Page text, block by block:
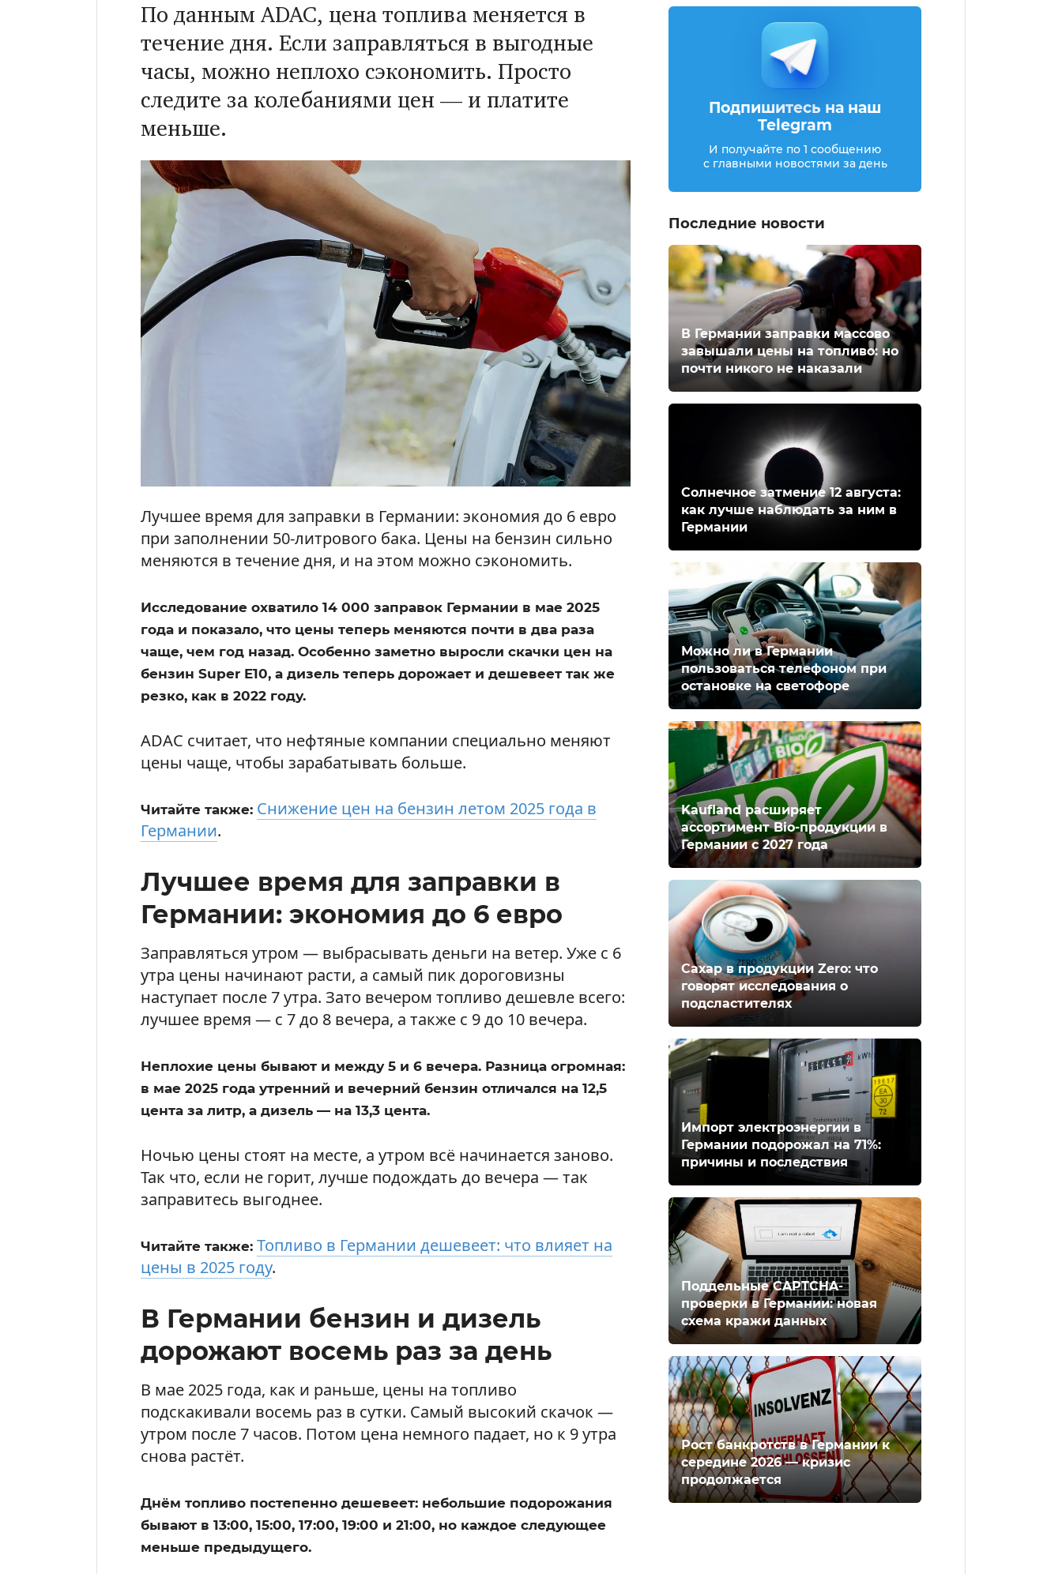
По данным ADAC, цена топлива меняется в
течение дня. Если заправляться в выгодные
часы, можно неплохо сэкономить. Просто
следите за колебаниями цен — и платите
меньше.
Лучшее время для заправки в Германии: экономия до 6 евро
при заполнении 50-литрового бака. Цены на бензин сильно
меняются в течение дня, и на этом можно сэкономить.
Исследование охватило 14 000 заправок Германии в мае 2025
года и показало, что цены теперь меняются почти в два раза
чаще, чем год назад. Особенно заметно выросли скачки цен на
бензин Super E10, а дизель теперь дорожает и дешевеет так же
резко, как в 2022 году.
ADAC считает, что нефтяные компании специально меняют
цены чаще, чтобы зарабатывать больше.
Читайте также: Снижение цен на бензин летом 2025 года в
Германии.
Лучшее время для заправки в
Германии: экономия до 6 евро
Заправляться утром — выбрасывать деньги на ветер. Уже с 6
утра цены начинают расти, а самый пик дороговизны
наступает после 7 утра. Зато вечером топливо дешевле всего:
лучшее время — с 7 до 8 вечера, а также с 9 до 10 вечера.
Неплохие цены бывают и между 5 и 6 вечера. Разница огромная:
в мае 2025 года утренний и вечерний бензин отличался на 12,5
цента за литр, а дизель — на 13,3 цента.
Ночью цены стоят на месте, а утром всё начинается заново.
Так что, если не горит, лучше подождать до вечера — так
заправитесь выгоднее.
Читайте также: Топливо в Германии дешевеет: что влияет на
цены в 2025 году.
В Германии бензин и дизель
дорожают восемь раз за день
В мае 2025 года, как и раньше, цены на топливо
подскакивали восемь раз в сутки. Самый высокий скачок —
утром после 7 часов. Потом цена немного падает, но к 9 утра
снова растёт.
Днём топливо постепенно дешевеет: небольшие подорожания
бывают в 13:00, 15:00, 17:00, 19:00 и 21:00, но каждое следующее
меньше предыдущего.
Подпишитесь на наш
Telegram
И получайте по 1 сообщению
с главными новостями за день
Последние новости
В Германии заправки массово
завышали цены на топливо: но
почти никого не наказали
Солнечное затмение 12 августа:
как лучше наблюдать за ним в
Германии
Можно ли в Германии
пользоваться телефоном при
остановке на светофоре
Kaufland расширяет
ассортимент Bio-продукции в
Германии с 2027 года
Сахар в продукции Zero: что
говорят исследования о
подсластителях
Импорт электроэнергии в
Германии подорожал на 71%:
причины и последствия
Поддельные CAPTCHA-
проверки в Германии: новая
схема кражи данных
Рост банкротств в Германии к
середине 2026 — кризис
продолжается